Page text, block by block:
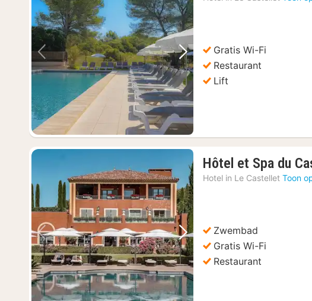
Vorige foto Volgende foto
Gratis Wi-Fi
Restaurant
Lift
Vorige foto Volgende foto
Hôtel et Spa du
Hotel in Le Castellet Toon
Zwembad
Gratis Wi-Fi
Restaurant